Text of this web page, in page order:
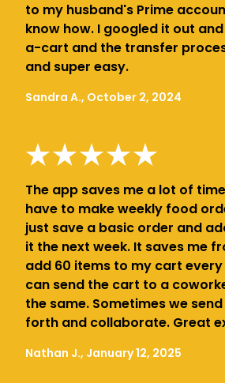
to my husband's Prime
know how. I googled it out
a-cart and the transfer
and super easy.
Sandra A., October 2, 2024
The app saves me a lot of
have to make weekly food
just save a basic order and
it the next week. It saves me
add 60 items to my cart every
can send the cart to a
the same. Sometimes we
forth and collaborate. Great
Nathan J., January 12, 2025